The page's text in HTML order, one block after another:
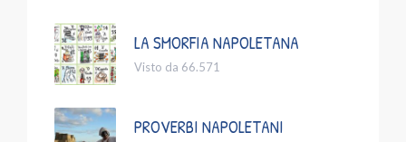
LA SMORFIA NAPOLETANA
Visto da 66.571
PROVERBI NAPOLETANI